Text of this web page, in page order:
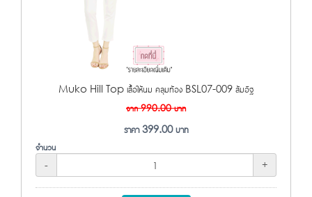
Muko Hill Top เสื้อให้นม คลุมท้อง BSL07-009 ส้มอิฐ
จาก990.00บาท
ราคา399.00บาท
จำนวน
-
+